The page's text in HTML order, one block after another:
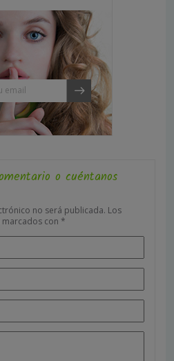
o cuéntanos
no será publicada. Los
con *